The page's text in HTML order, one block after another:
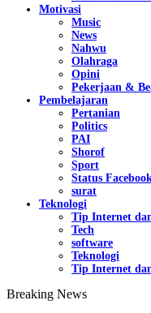
Motivasi
Music
News
Nahwu
Olahraga
Opini
Pekerjaan &
Pembelajaran
Pertanian
Politics
PAI
Shorof
Sport
Status
surat
Teknologi
Tip Internet
Tech
software
Teknologi
Tip Internet
Breaking News